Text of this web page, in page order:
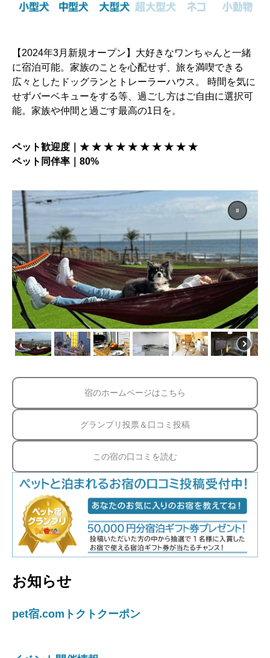
【2024年3月新規オープン】大好きなワンちゃんと一緒
に宿泊可能。家族のことを心配せず、旅を満喫できる
広々としたドッグランとトレーラーハウス。 時間を気に
せずバーベキューをする等、過ごし方はご自由に選択可
能。家族や仲間と過ごす最高の1日を。
ペット歓迎度｜★ ★ ★ ★ ★ ★ ★ ★ ★ ★
ペット同伴率｜80%
宿のホームページはこちら
グランプリ投票＆口コミ投稿
この宿の口コミを読む
お知らせ
pet宿.comトクトクーポン